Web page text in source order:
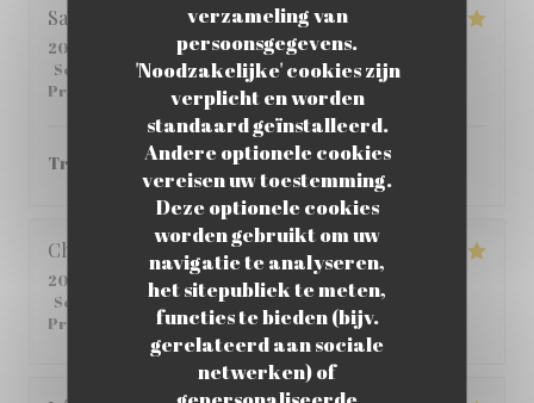
verzameling van
persoonsgegevens.
'Noodzakelijke' cookies zijn
verplicht en worden
standaard geïnstalleerd.
Andere optionele cookies
vereisen uw toestemming.
Deze optionele cookies
worden gebruikt om uw
navigatie te analyseren,
het sitepubliek te meten,
functies te bieden (bijv.
gerelateerd aan sociale
netwerken) of
Sabria
2026-06-01
- 12:00 - Gasten 6
Service
/5 Atmosfeer:4/5 Keuken:5/5 Kwaliteit /
Prijs
Très bon ! je vous le recommande.
Christophe C
2026-05-25
- 12:45 - Gasten 2
Service
Atmosfeer:5/5 Keuken:4/5 Kwaliteit /
Prijs